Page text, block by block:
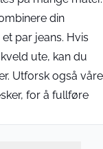
din
par jeans. Hvis
ute, kan du
Utforsk også våre
for å fullføre